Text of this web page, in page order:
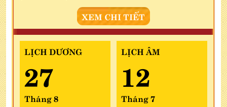
XEM CHI TIẾT
LỊCH DƯƠNG
27
Tháng 8
LỊCH ÂM
12
Tháng 7